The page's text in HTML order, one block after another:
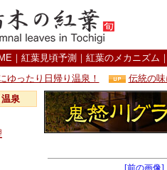
｜ 紅葉見頃予測 ｜ 紅葉のメカニズム
ゆったり日帰り温泉！
伝統の
泉
[前の画像]